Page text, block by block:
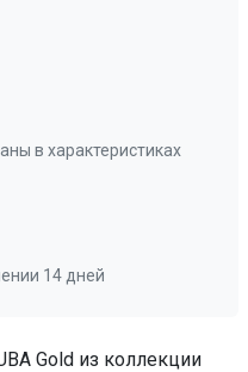
KFP X
Gold из коллекции
в характеристиках
14 дней